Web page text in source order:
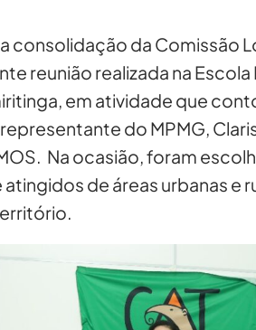
consolidação da Comissão
reunião realizada na Escola
em atividade que
do MPMG,
Na ocasião, foram
atingidos de áreas urbanas e